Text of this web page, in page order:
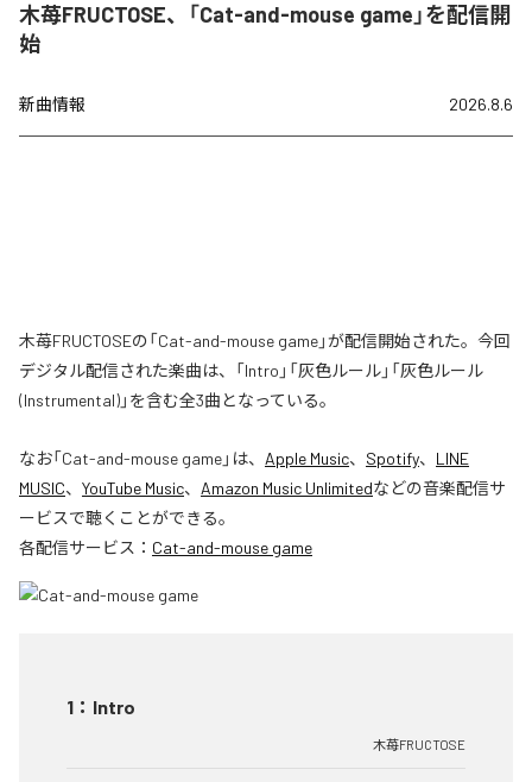
木苺FRUCTOSE、「Cat-and-mouse game」を配信開
始
新曲情報 2026.8.6
木苺FRUCTOSEの「Cat-and-mouse game」が配信開始された。今回
デジタル配信された楽曲は、「Intro」「灰色ルール」「灰色ルール
(Instrumental)」を含む全3曲となっている。
なお「Cat-and-mouse game」は、 Apple Music、 Spotify、 LINE
MUSIC、 YouTube Music、 Amazon Music Unlimitedなどの音楽配信サ
ービスで聴くことができる。
各配信サービス： Cat-and-mouse game
1 ： Intro
木苺FRUCTOSE